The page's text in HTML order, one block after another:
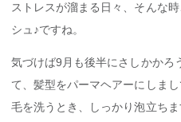
ストレスが溜まる日々、そんな
シュ♪ですね。
気づけば9月も後半にさしかかろ
て、髪型をパーマヘアーにしま
毛を洗うとき、しっかり泡立ちま